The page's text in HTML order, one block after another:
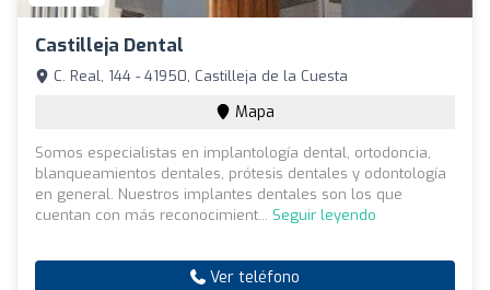
Castilleja Dental
C. Real, 144 - 41950, Castilleja de la Cuesta
Mapa
Somos especialistas en implantología dental, ortodoncia,
blanqueamientos dentales, prótesis dentales y odontología
en general. Nuestros implantes dentales son los que
cuentan con más reconocimient... Seguir leyendo
Ver teléfono